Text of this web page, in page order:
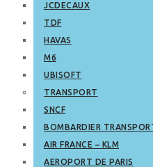
JCDECAUX
TDF
HAVAS
M6
UBISOFT
TRANSPORT
SNCF
BOMBARDIER
AIR FRANCE – KLM
AEROPORT DE PARIS